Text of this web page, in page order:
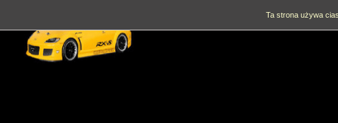
Ta strona używa